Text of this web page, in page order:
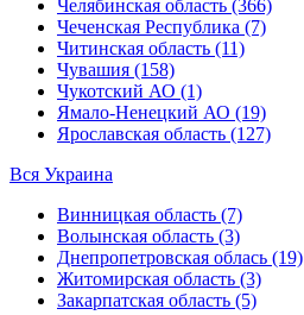
Челябинская область (366)
Чеченская Республика (7)
Читинская область (11)
Чувашия (158)
Чукотский АО (1)
Ямало-Ненецкий АО (19)
Ярославская область (127)
Вся Украина
Винницкая область (7)
Волынская область (3)
Днепропетровская облась (19)
Житомирская область (3)
Закарпатская область (5)